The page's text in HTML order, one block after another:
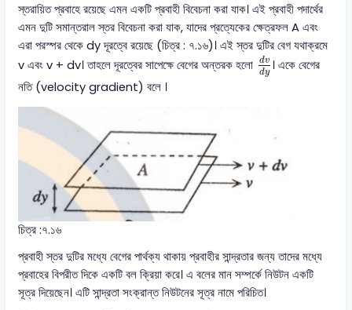
স্তরায়িত প্রবাহে রয়েছে এমন একটি প্রবাহী বিবেচনা করা যাক। এই প্রবাহী পদার্থের
এমন দুটি সমান্তরাল স্তর বিবেচনা করা যাক, যাদের প্রত্যেকের ক্ষেত্রফল A এবং
এরা পরস্পর থেকে dy দূরত্বে রয়েছে (চিত্র : ৭.১৬)। এই স্তর দুটির বেগ যথাক্রমে
v এবং v + dv। তাহলে দূরত্বের সাপেক্ষে বেগের অন্তরক হলো
dv
dy
dvdy
। একে বেগের
নতি (velocity gradient) বলে ।
চিত্র :৭.১৬
প্রবাহী স্তর দুটির মধ্যে বেগের পার্থক্য থাকায় প্রবাহীর সান্দ্রতার জন্য তাদের মধ্যে
প্রবাহের বিপরীত দিকে একটি বল ক্রিয়া করে। এ বলের মান সম্পর্কে নিউটন একটি
সূত্র দিয়েছেন। এটি সান্দ্রতা সংক্রান্ত নিউটনের সূত্র নামে পরিচিত।